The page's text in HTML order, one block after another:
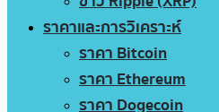
ราคาและการวิเคราะห์
ราคา Bitcoin
ราคา Ethereum
ราคา Dogecoin